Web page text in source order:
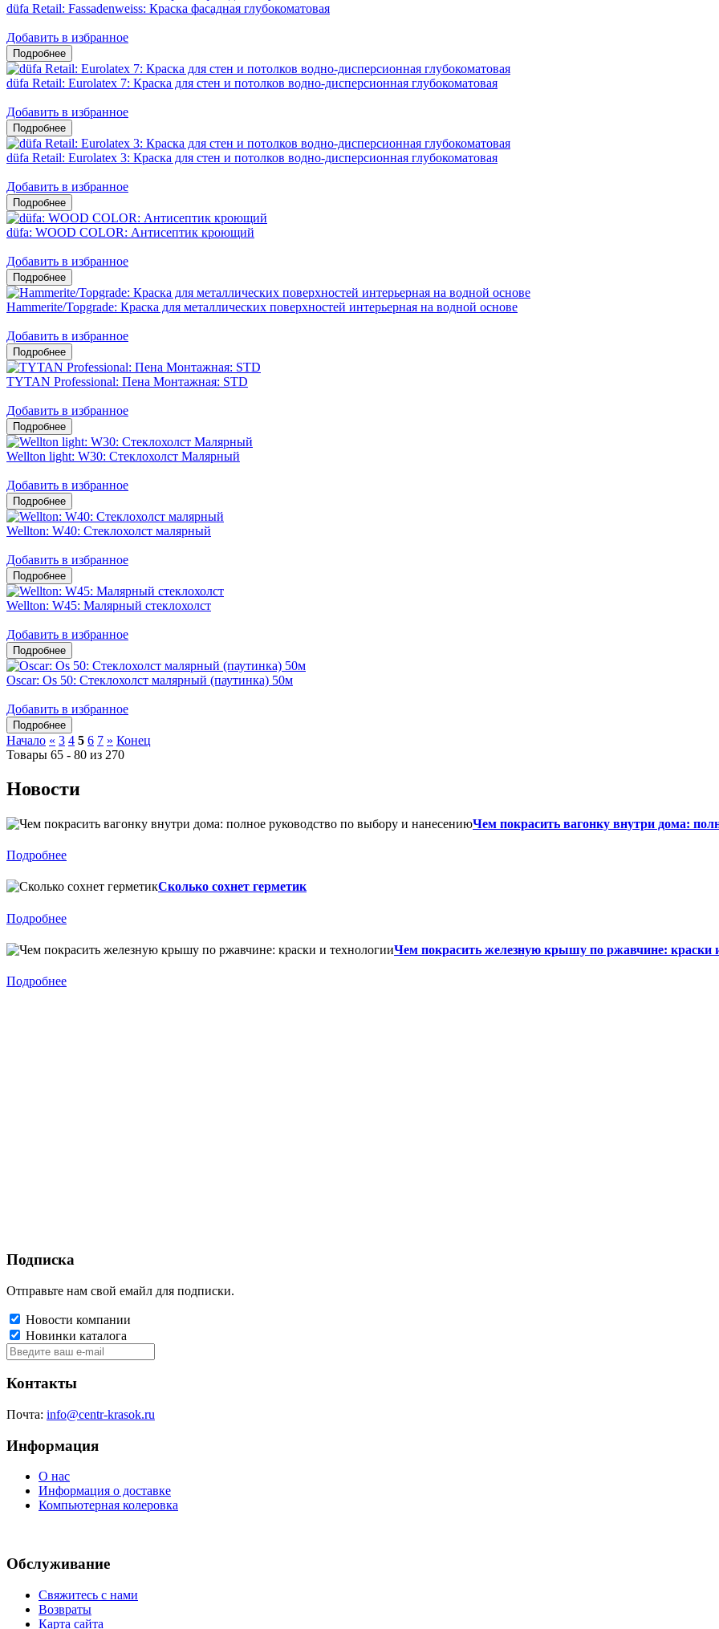
düfa Retail: Fassadenweiss: Краска фасадная глубокоматовая
Добавить в избранное
düfa Retail: Eurolatex 7: Краска для стен и потолков водно-дисперсионная глубокоматовая
Добавить в избранное
düfa Retail: Eurolatex 3: Краска для стен и потолков водно-дисперсионная глубокоматовая
Добавить в избранное
düfa: WOOD COLOR: Антисептик кроющий
Добавить в избранное
Hammerite/Topgrade: Краска для металлических поверхностей интерьерная на водной основе
Добавить в избранное
TYTAN Professional: Пена Монтажная: STD
Добавить в избранное
Wellton light: W30: Стеклохолст Малярный
Добавить в избранное
Wellton: W40: Стеклохолст малярный
Добавить в избранное
Wellton: W45: Малярный стеклохолст
Добавить в избранное
Oscar: Os 50: Стеклохолст малярный (паутинка) 50м
Добавить в избранное
Начало « 3 4 5 6 7 » Конец
Товары 65 - 80 из 270
Новости
Чем покрасить вагонку внутри дома:
Подробнее
Сколько сохнет герметик
Подробнее
Чем покрасить железную крышу по ржавчине: краски
Подробнее
Подписка
Отправьте нам свой емайл для подписки.
Новости компании
Новинки каталога
Контакты
Почта: info@centr-krasok.ru
Информация
О нас
Информация о доставке
Компьютерная колеровка
Обслуживание
Свяжитесь с нами
Возвраты
Карта сайта